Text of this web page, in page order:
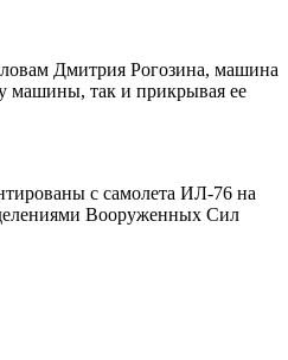
Дмитрия Рогозина, машина
машины, так и прикрывая ее
с самолета ИЛ-76 на
Вооруженных Сил